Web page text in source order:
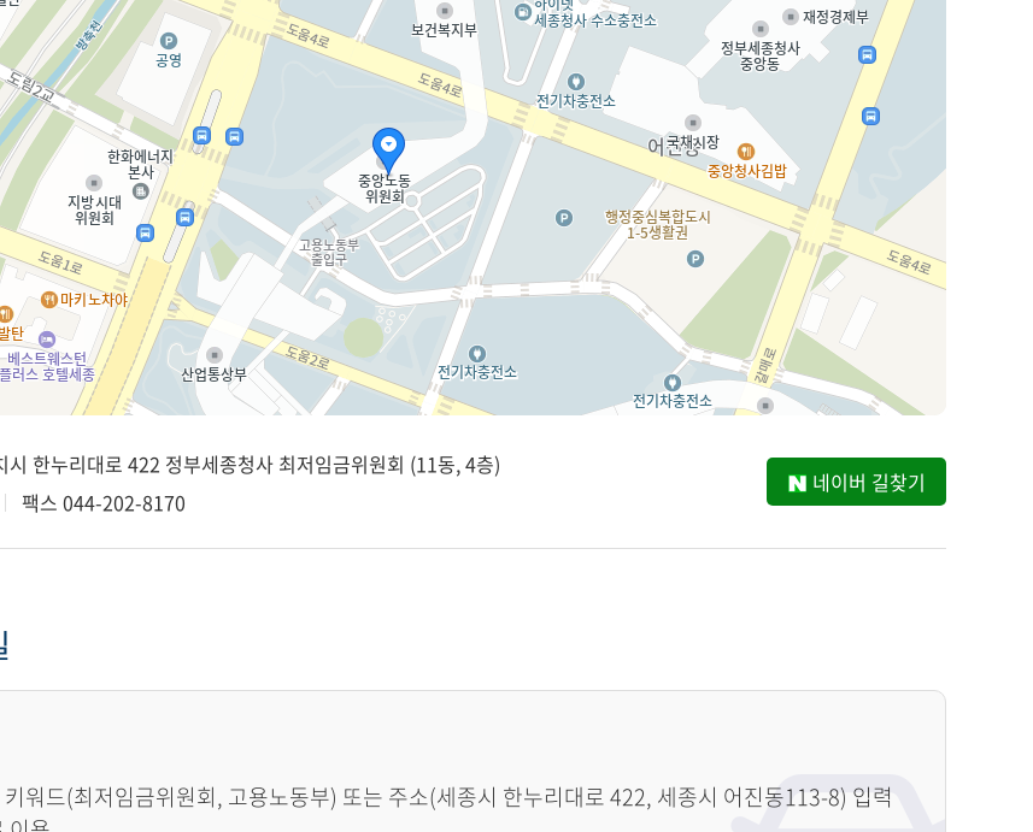
한누리대로 422 정부세종청사 최저임금위원회 (11동, 4층)
팩스 044-202-8170
네이버 길찾기
워드(최저임금위원회, 고용노동부) 또는 주소(세종시 한누리대로 422, 세종시 어진동113-8) 입력